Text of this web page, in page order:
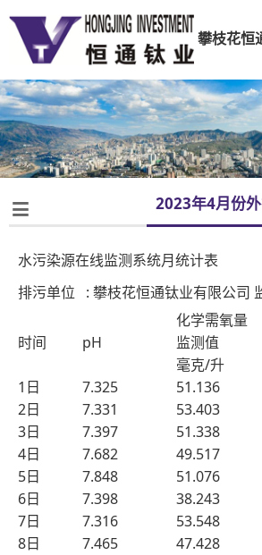
攀枝花恒
 2023年4月份
水污染源在线监测系统月统计表
排污单位 : 攀枝花恒通钛业有限公司
时间 pH
化学需氧量
监测值
毫克/升
1日
7.325 51.136
2日
7.331 53.403
3日
7.397 51.338
4日
7.682 49.517
5日
7.848 51.076
6日
7.398 38.243
7日
7.316 53.548
8日
7.465 47.428